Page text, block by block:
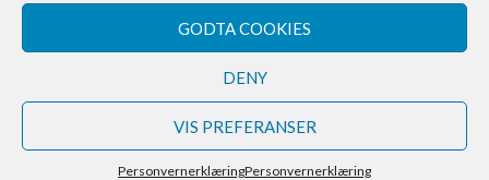
GODTA COOKIES
DENY
VIS PREFERANSER
PersonvernerklæringPersonvernerklæring
Stolt drevet av WordPress